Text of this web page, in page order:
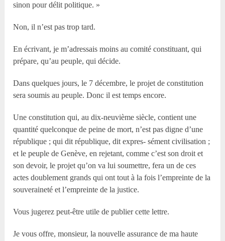
sinon pour délit politique. »
Non, il n’est pas trop tard.
En écrivant, je m’adressais moins au comité constituant, qui
prépare, qu’au peuple, qui décide.
Dans quelques jours, le 7 décembre, le projet de constitution
sera soumis au peuple. Donc il est temps encore.
Une constitution qui, au dix-neuvième siècle, contient une
quantité quelconque de peine de mort, n’est pas digne d’une
république ; qui dit république, dit expres- sément civilisation ;
et le peuple de Genève, en rejetant, comme c’est son droit et
son devoir, le projet qu’on va lui soumettre, fera un de ces
actes doublement grands qui ont tout à la fois l’empreinte de la
souveraineté et l’empreinte de la justice.
Vous jugerez peut-être utile de publier cette lettre.
Je vous offre, monsieur, la nouvelle assurance de ma haute